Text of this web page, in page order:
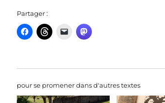
Partager :
pour se promener dans d'autres textes